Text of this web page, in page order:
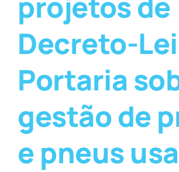
Decreto-
Portaria
gestão de
e pneus